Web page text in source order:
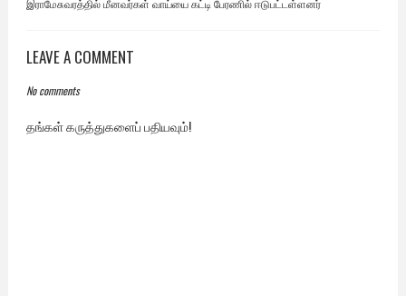
இராமேசுவரத்தில் மீனவர்கள் வாய்யை கட்டி பேரணில் ஈடுபட்டள்ளனர்
LEAVE A COMMENT
No comments
தங்கள் கருத்துகளைப் பதியவும்!